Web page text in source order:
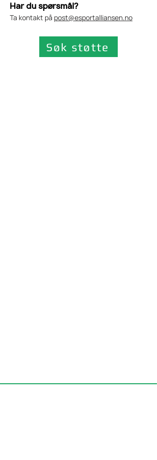
Har du spørsmål?
Ta kontakt på post@esportalliansen.no
Søk støtte